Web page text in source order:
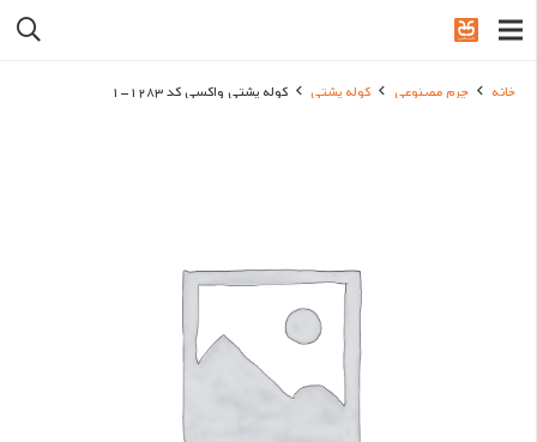
خانه چرم مصنوعی کوله پشتی کوله پشتی واکسی کد 1283-1